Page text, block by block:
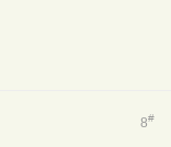
8#